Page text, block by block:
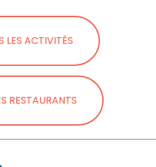
LES ACTIVITÉS
RESTAURANTS